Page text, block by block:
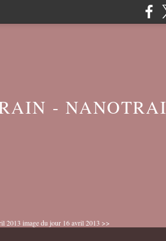
-
2013 image du jour 16 avril 2013 >>